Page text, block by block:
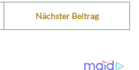
Nächster Beitrag